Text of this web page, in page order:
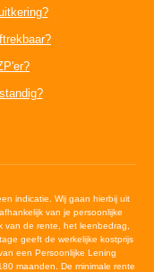
indicatie. Wij gaan hierbij uit
van je persoonlijke
van de rente, het leenbedrag,
geeft de werkelijke kostprijs
een Persoonlijke Lening
maanden. De minimale rente